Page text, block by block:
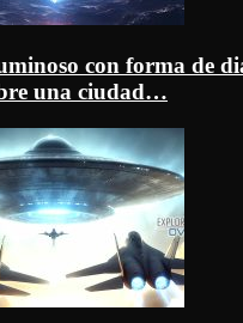
con forma de
una ciudad…